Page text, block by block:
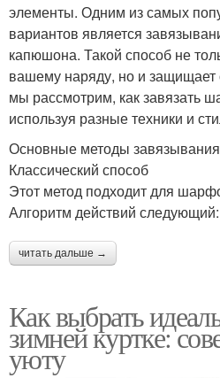
элементы. Одним из самых
вариантов является
капюшона. Такой способ не
вашему наряду, но и защищает
мы рассмотрим, как завязать
используя разные техники и
Основные методы
Классический способ
Этот метод подходит для
Алгоритм действий следующий:
читать дальше →
Как выбрать
зимней куртке:
уюту